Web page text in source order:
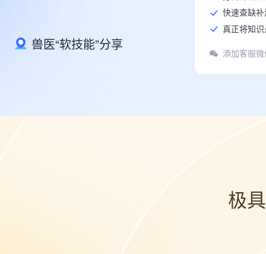
兽医“软技能”分享
快速查缺
真正将知
添加客服
极